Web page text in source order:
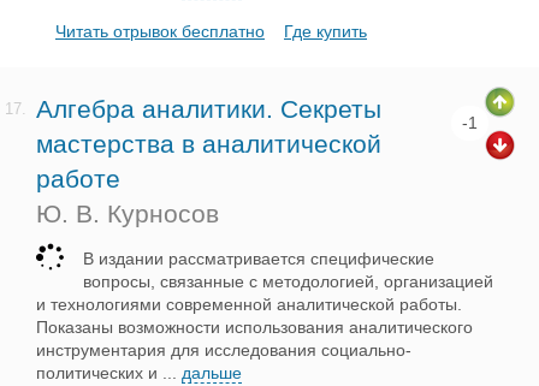
Читать отрывок бесплатно Где купить
17.
Алгебра аналитики. Секреты
мастерства в аналитической
работе
Ю. В. Курносов
-1
В издании рассматривается специфические
вопросы, связанные с методологией, организацией
и технологиями современной аналитической работы.
Показаны возможности использования аналитического
инструментария для исследования социально-
политических и
дальше